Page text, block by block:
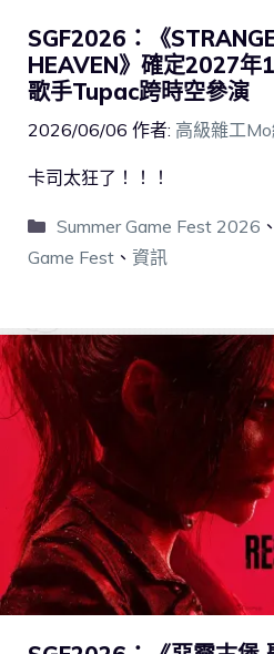
SGF2026：《
HEAVEN》確定2027年
歌手Tupac跨時空參演
2026/06/06 作者: 高級雜工
卡司太狂了！！！
Summer Game Fest 2026 、
Game Fest 、 資訊